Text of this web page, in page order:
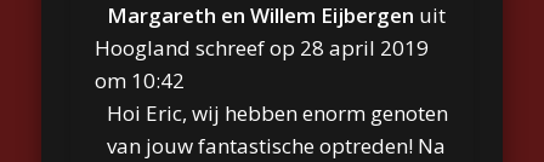
Margareth en Willem Eijbergen uit
Hoogland schreef op 28 april 2019
om 10:42
Hoi Eric, wij hebben enorm genoten
van jouw fantastische optreden! Na